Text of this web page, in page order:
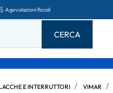
Agevolazioni fiscali
E INTERRUTTORI VIMAR